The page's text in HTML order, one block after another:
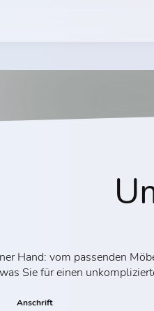
Hand: vom passenden
was Sie für einen
Anschrift